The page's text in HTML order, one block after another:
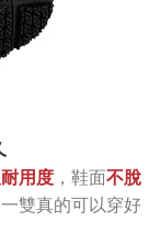
用度 ，鞋面不脫
一雙真的可以穿好